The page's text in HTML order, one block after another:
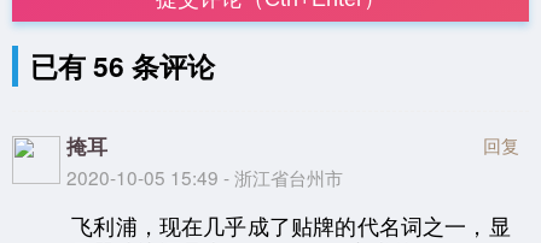
已有 56 条评论
掩耳
2020-10-05 15:49 - 浙江省台州市
回复
飞利浦，现在几乎成了贴牌的代名词之一，显